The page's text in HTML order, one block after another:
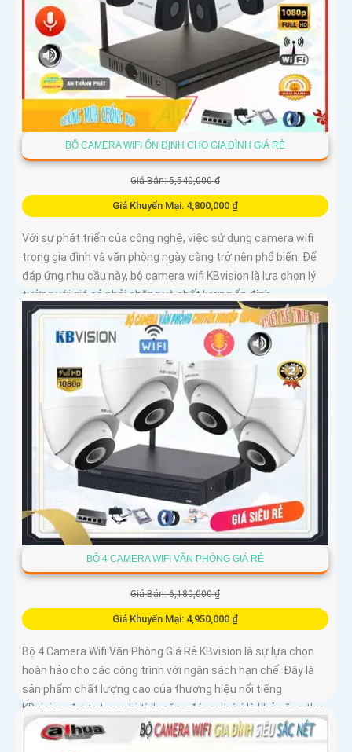
BỘ CAMERA WIFI ỔN ĐỊNH CHO GIA ĐÌNH GIÁ RẺ
Giá Bán: 5,540,000 ₫
Giá Khuyến Mại: 4,800,000 ₫
Với sự phát triển của công nghệ, việc sử dụng camera wifi
trong gia đình và văn phòng ngày càng trở nên phổ biến. Để
đáp ứng nhu cầu này, bộ camera wifi KBvision là lựa chọn lý
tưởng với giá cả phải chăng và chất lượng ổn định
BỘ 4 CAMERA WIFI VĂN PHÒNG GIÁ RẺ
Giá Bán: 6,180,000 ₫
Giá Khuyến Mại: 4,950,000 ₫
Bộ 4 Camera Wifi Văn Phòng Giá Rẻ KBvision là sự lựa chọn
hoàn hảo cho các công trình với ngân sách hạn chế. Đây là
sản phẩm chất lượng cao của thương hiệu nổi tiếng
KBvision, được trang bị tính năng đáng chú ý là khả năng thu
âm và loa tích hợp